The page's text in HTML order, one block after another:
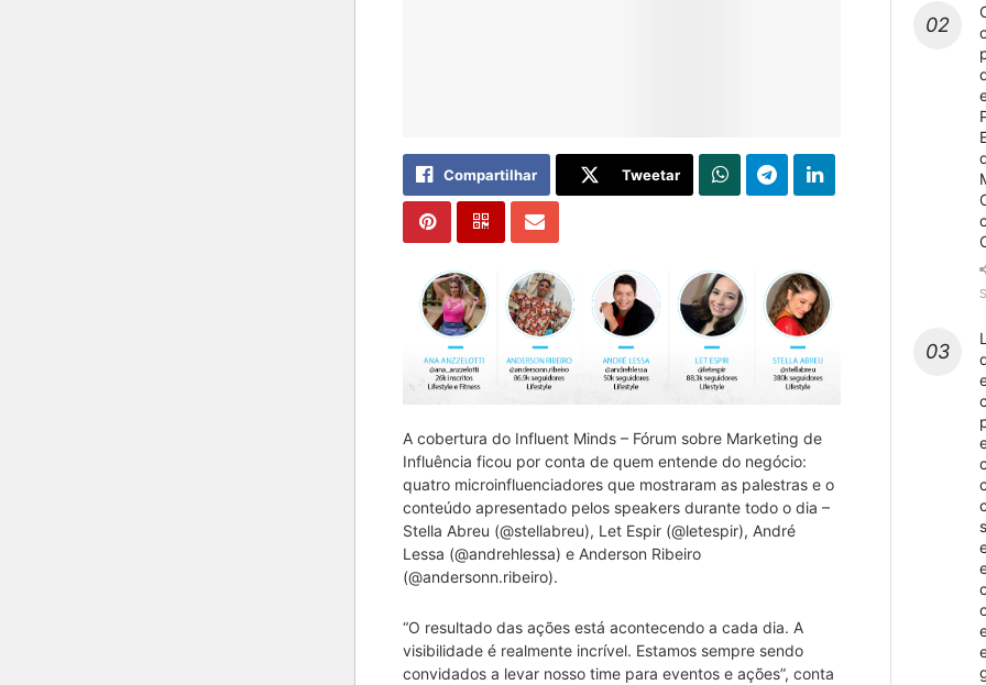
Compartilhar Tweetar
A cobertura do Influent Minds – Fórum sobre Marketing de
Influência ficou por conta de quem entende do negócio:
quatro microinfluenciadores que mostraram as palestras e o
conteúdo apresentado pelos speakers durante todo o dia –
Stella Abreu (@stellabreu), Let Espir (@letespir), André
Lessa (@andrehlessa) e Anderson Ribeiro
(@andersonn.ribeiro).
“O resultado das ações está acontecendo a cada dia. A
visibilidade é realmente incrível. Estamos sempre sendo
convidados a levar nosso time para eventos e ações”, conta